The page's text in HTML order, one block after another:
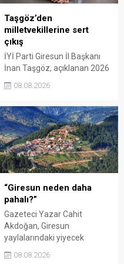
Taşgöz’den
milletvekillerine sert
çıkış
İYİ Parti Giresun İl Başkanı
İnan Taşgöz, açıklanan 2026
üzerinden iktidar
eleştirdi. Taşgöz, üreticinin
emeğinin karşılığını
alamadığını savunarak,
Giresun milletvekillerini
sessiz kalmakla suçladı.
08.08.2026
“Giresun neden daha
pahalı?”
Gazeteci Yazar Cahit
Akdoğan, Giresun
yaylalarındaki yiyecek
belirgin biçimde yüksek
08.08.2026